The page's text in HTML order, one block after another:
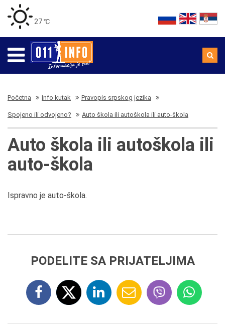
27 ℃
Početna Info kutak Pravopis srpskog jezika
Spojeno ili odvojeno? Auto škola ili autoškola ili auto-škola
Auto škola ili autoškola ili
auto-škola
Ispravno je auto-škola.
PODELITE SA PRIJATELJIMA